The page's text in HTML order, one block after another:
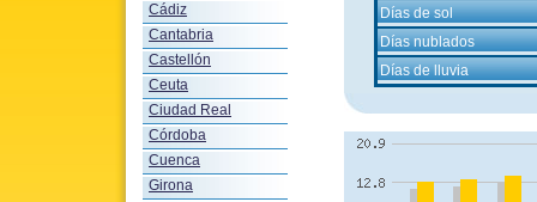
Cádiz
Cantabria
Castellón
Ceuta
Ciudad Real
Córdoba
Cuenca
Girona
Días de sol
Días nublados
Días de lluvia